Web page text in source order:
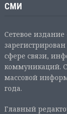
СМИ
Сетевое
сфере связи,
коммуникаций.
массовой
года.
Главный